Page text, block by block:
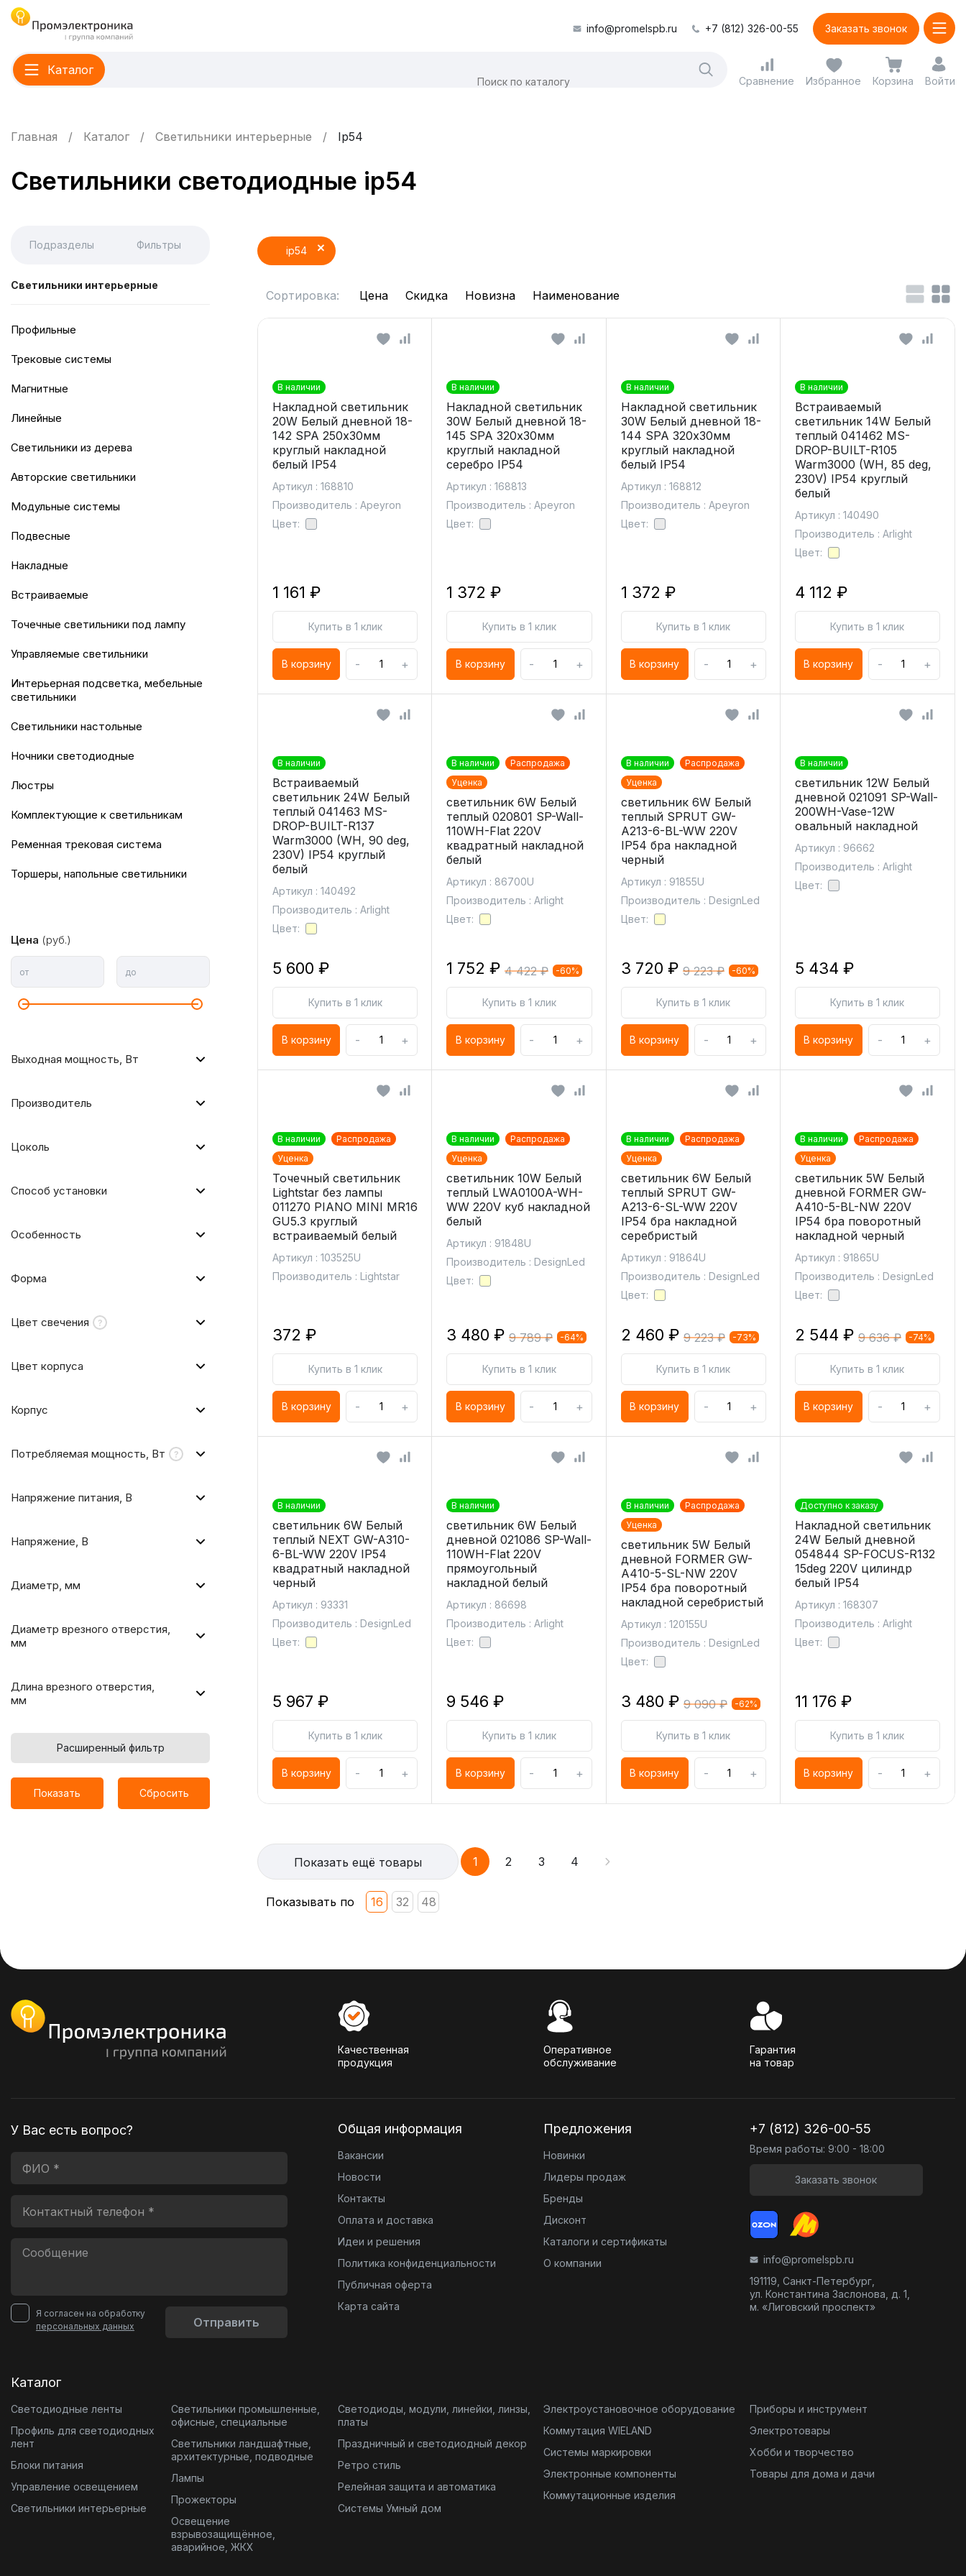
info@promelspb.ru +7 (812) 326-00-55 Заказать звонок
Каталог
Сравнение Избранное Корзина Войти
Главная Каталог Светильники интерьерные Ip54
Светильники светодиодные ip54
Подразделы Фильтры
Светильники интерьерные
Профильные
Трековые системы
Магнитные
Линейные
Светильники из дерева
Авторские светильники
Модульные системы
Подвесные
Накладные
Встраиваемые
Точечные светильники под лампу
Управляемые светильники
Интерьерная подсветка, мебельные
светильники
Светильники настольные
Ночники светодиодные
Люстры
Комплектующие к светильникам
Ременная трековая система
Торшеры, напольные светильники
Цена (руб.)
от до
Выходная мощность, Вт
Производитель
Цоколь
Способ установки
Особенность
Форма
Цвет свечения
Цвет корпуса
Корпус
Потребляемая мощность, Вт
Напряжение питания, В
Напряжение, В
Диаметр, мм
Диаметр врезного отверстия,
мм
Длина врезного отверстия,
мм
Расширенный фильтр
Показать Сбросить
ip54
Сортировка: Цена Скидка Новизна Наименование
В наличии
Накладной светильник
20W Белый дневной 18-
142 SPA 250х30мм
круглый накладной
белый IP54
Артикул : 168810
Производитель : Apeyron
Цвет:
1 161 ₽
Купить в 1 клик
В корзину - +
В наличии
Накладной светильник
30W Белый дневной 18-
145 SPA 320х30мм
круглый накладной
серебро IP54
Артикул : 168813
Производитель : Apeyron
Цвет:
1 372 ₽
Купить в 1 клик
В корзину - +
В наличии
Накладной светильник
30W Белый дневной 18-
144 SPA 320х30мм
круглый накладной
белый IP54
Артикул : 168812
Производитель : Apeyron
Цвет:
1 372 ₽
Купить в 1 клик
В корзину - +
В наличии
Встраиваемый
светильник 14W Белый
теплый 041462 MS-
DROP-BUILT-R105
Warm3000 (WH, 85 deg,
230V) IP54 круглый
белый
Артикул : 140490
Производитель : Arlight
Цвет:
4 112 ₽
Купить в 1 клик
В корзину - +
В наличии
Встраиваемый
светильник 24W Белый
теплый 041463 MS-
DROP-BUILT-R137
Warm3000 (WH, 90 deg,
230V) IP54 круглый
белый
Артикул : 140492
Производитель : Arlight
Цвет:
5 600 ₽
Купить в 1 клик
В корзину - +
В наличии
Распродажа
Уценка
светильник 6W Белый
теплый 020801 SP-Wall-
110WH-Flat 220V
квадратный накладной
белый
Артикул : 86700U
Производитель : Arlight
Цвет:
1 752 ₽ 4 422 ₽ -60%
Купить в 1 клик
В корзину - +
В наличии
Распродажа
Уценка
светильник 6W Белый
теплый SPRUT GW-
A213-6-BL-WW 220V
IP54 бра накладной
черный
Артикул : 91855U
Производитель : DesignLed
Цвет:
3 720 ₽ 9 223 ₽ -60%
Купить в 1 клик
В корзину - +
В наличии
светильник 12W Белый
дневной 021091 SP-Wall-
200WH-Vase-12W
овальный накладной
Артикул : 96662
Производитель : Arlight
Цвет:
5 434 ₽
Купить в 1 клик
В корзину - +
В наличии
Распродажа
Уценка
Точечный светильник
Lightstar без лампы
011270 PIANO MINI MR16
GU5.3 круглый
встраиваемый белый
Артикул : 103525U
Производитель : Lightstar
372 ₽
Купить в 1 клик
В корзину - +
В наличии
Распродажа
Уценка
светильник 10W Белый
теплый LWA0100A-WH-
WW 220V куб накладной
белый
Артикул : 91848U
Производитель : DesignLed
Цвет:
3 480 ₽ 9 789 ₽ -64%
Купить в 1 клик
В корзину - +
В наличии
Распродажа
Уценка
светильник 6W Белый
теплый SPRUT GW-
A213-6-SL-WW 220V
IP54 бра накладной
серебристый
Артикул : 91864U
Производитель : DesignLed
Цвет:
2 460 ₽ 9 223 ₽ -73%
Купить в 1 клик
В корзину - +
В наличии
Распродажа
Уценка
светильник 5W Белый
дневной FORMER GW-
A410-5-BL-NW 220V
IP54 бра поворотный
накладной черный
Артикул : 91865U
Производитель : DesignLed
Цвет:
2 544 ₽ 9 636 ₽ -74%
Купить в 1 клик
В корзину - +
В наличии
светильник 6W Белый
теплый NEXT GW-A310-
6-BL-WW 220V IP54
квадратный накладной
черный
Артикул : 93331
Производитель : DesignLed
Цвет:
5 967 ₽
Купить в 1 клик
В корзину - +
В наличии
светильник 6W Белый
дневной 021086 SP-Wall-
110WH-Flat 220V
прямоугольный
накладной белый
Артикул : 86698
Производитель : Arlight
Цвет:
9 546 ₽
Купить в 1 клик
В корзину - +
В наличии
Распродажа
Уценка
светильник 5W Белый
дневной FORMER GW-
A410-5-SL-NW 220V
IP54 бра поворотный
накладной серебристый
Артикул : 120155U
Производитель : DesignLed
Цвет:
3 480 ₽ 9 090 ₽ -62%
Купить в 1 клик
В корзину - +
Доступно к заказу
Накладной светильник
24W Белый дневной
054844 SP-FOCUS-R132
15deg 220V цилиндр
белый IP54
Артикул : 168307
Производитель : Arlight
Цвет:
11 176 ₽
Купить в 1 клик
В корзину - +
Показать ещё товары 1 2 3 4
Показывать по 16 32 48
Качественная
продукция
Оперативное
обслуживание
Гарантия
на товар
У Вас есть вопрос?
Я согласен на обработку
персональных данных
Отправить
Общая информация
Вакансии
Новости
Контакты
Оплата и доставка
Идеи и решения
Политика конфиденциальности
Публичная оферта
Карта сайта
Предложения
Новинки
Лидеры продаж
Бренды
Дисконт
Каталоги и сертификаты
О компании
+7 (812) 326-00-55
Время работы: 9:00 - 18:00
Заказать звонок
info@promelspb.ru
191119, Санкт-Петербург,
ул. Константина Заслонова, д. 1,
м. «Лиговский проспект»
Каталог
Светодиодные ленты
Профиль для светодиодных
лент
Блоки питания
Управление освещением
Светильники интерьерные
Светильники промышленные,
офисные, специальные
Светильники ландшафтные,
архитектурные, подводные
Лампы
Прожекторы
Освещение
взрывозащищённое,
аварийное, ЖКХ
Светодиоды, модули, линейки, линзы,
платы
Праздничный и светодиодный декор
Ретро стиль
Релейная защита и автоматика
Системы Умный дом
Электроустановочное оборудование
Коммутация WIELAND
Системы маркировки
Электронные компоненты
Коммутационные изделия
Приборы и инструмент
Электротовары
Хобби и творчество
Товары для дома и дачи